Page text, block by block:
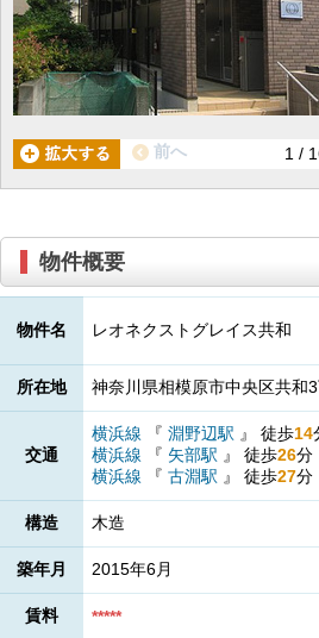
1 /
前へ
物件概要
物件名 レオネクストグレイス共和
所在地 神奈川県相模原市中央区共和
交通
横浜線 『 淵野辺駅 』 徒歩14
横浜線
『 矢部駅 』 徒歩26分
横浜線
『 古淵駅 』 徒歩27分
構造 木造
築年月 2015年6月
賃料 *****